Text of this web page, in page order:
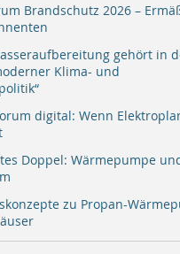
Brandschutz 2026 –
gehört in
Klima- und
digital: Wenn
Doppel: Wärmepumpe
zu Propan-